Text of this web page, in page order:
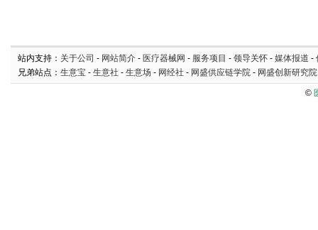
站内支持： 关于公司 - 网站简介 - 医疗器械网 - 服务项目 - 领导关怀 - 媒体报道 -
兄弟站点： 生意宝 - 生意社 - 生意场 - 网经社 - 网盛供应链学院 - 网盛创新研究院
©